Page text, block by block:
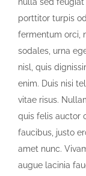
porttitor turpis
fermentum orci,
sodales, urna
nisl, quis
enim. Duis nisi
vitae risus.
quis felis auctor
faucibus, justo
amet nunc.
augue lacinia